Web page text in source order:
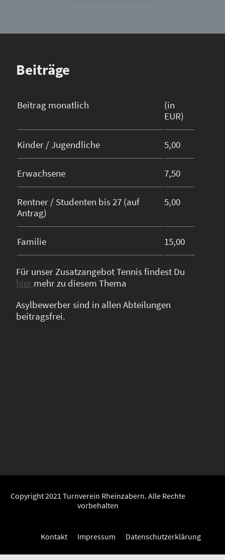
Beiträge
Beitrag monatlich
(in
EUR)
Kinder / Jugendliche 5,00
Erwachsene 7,50
Rentner / Studenten bis 27 (auf
Antrag)
5,00
Familie 15,00
Für unser Zusatzangebot Tennis findest Du
hier mehr zu diesem Thema
Asylbewerber sind in allen Abteilungen
beitragsfrei.
Copyright 2021 Turnverein Rheinzabern. Alle Rechte
vorbehalten
Kontakt Impressum Datenschutzerklärung